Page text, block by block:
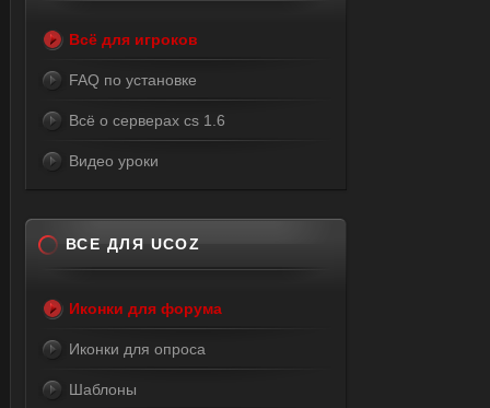
Всё для игроков
FAQ по установке
Всё о серверах cs 1.6
Видео уроки
ВСЕ ДЛЯ UCOZ
Иконки для форума
Иконки для опроса
Шаблоны